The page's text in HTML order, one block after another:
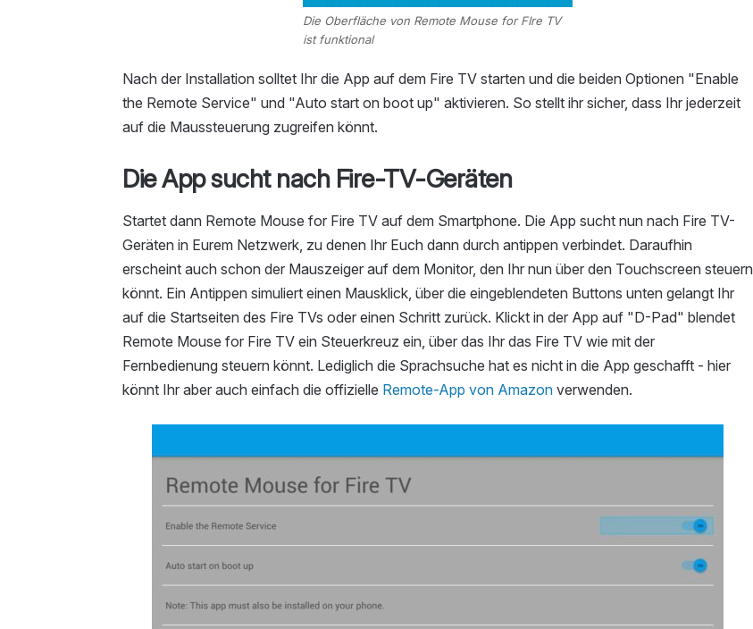
Die Oberfläche von Remote Mouse for FIre TV
ist funktional
Nach der Installation solltet Ihr die App auf dem Fire TV starten und die beiden Optionen "Enable
the Remote Service" und "Auto start on boot up" aktivieren. So stellt ihr sicher, dass Ihr jederzeit
auf die Maussteuerung zugreifen könnt.
Die App sucht nach Fire-TV-Geräten
Startet dann Remote Mouse for Fire TV auf dem Smartphone. Die App sucht nun nach Fire TV-
Geräten in Eurem Netzwerk, zu denen Ihr Euch dann durch antippen verbindet. Daraufhin
erscheint auch schon der Mauszeiger auf dem Monitor, den Ihr nun über den Touchscreen steuern
könnt. Ein Antippen simuliert einen Mausklick, über die eingeblendeten Buttons unten gelangt Ihr
auf die Startseiten des Fire TVs oder einen Schritt zurück. Klickt in der App auf "D-Pad" blendet
Remote Mouse for Fire TV ein Steuerkreuz ein, über das Ihr das Fire TV wie mit der
Fernbedienung steuern könnt. Lediglich die Sprachsuche hat es nicht in die App geschafft - hier
könnt Ihr aber auch einfach die offizielle Remote-App von Amazon verwenden.